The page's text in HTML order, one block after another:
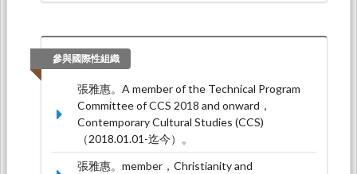
參與國際性組織
張雅惠。A member of the Technical Program
Committee of CCS 2018 and onward，
Contemporary Cultural Studies (CCS)
（2018.01.01-迄今）。
張雅惠。member，Christianity and